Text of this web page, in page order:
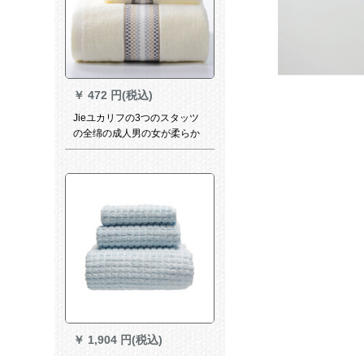
￥ 472 円(税込)
Jieユカリフの3つのスタッツ
の全绵の成人男の女が柔らか
な吸水タオルのカリフウォー
￥ 1,904 円(税込)